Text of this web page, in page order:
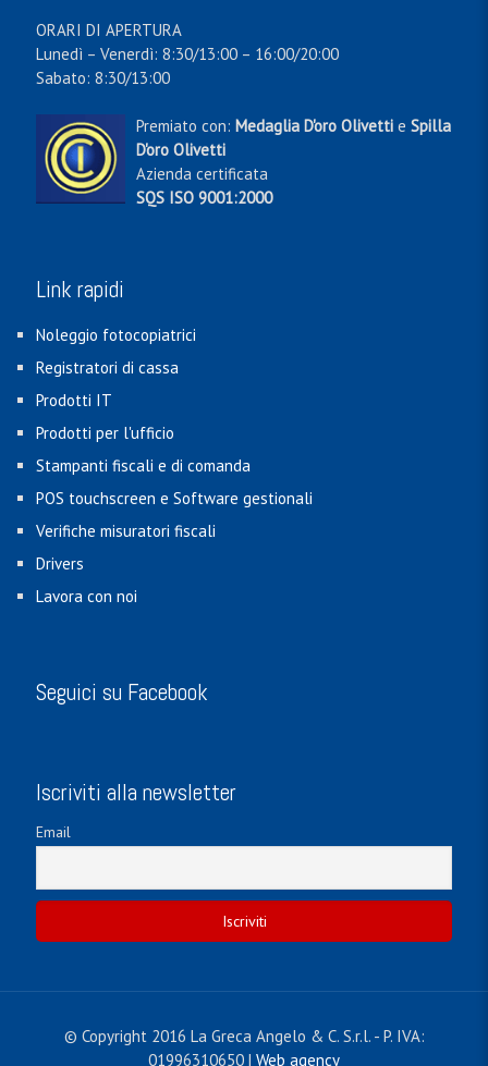
ORARI DI APERTURA
Lunedì – Venerdì: 8:30/13:00 – 16:00/20:00
Sabato: 8:30/13:00
Premiato con: Medaglia D'oro Olivetti e Spilla
D'oro Olivetti
Azienda certificata
SQS ISO 9001:2000
Link rapidi
Noleggio fotocopiatrici
Registratori di cassa
Prodotti IT
Prodotti per l'ufficio
Stampanti fiscali e di comanda
POS touchscreen e Software gestionali
Verifiche misuratori fiscali
Drivers
Lavora con noi
Seguici su Facebook
Iscriviti alla newsletter
Email
© Copyright 2016 La Greca Angelo & C. S.r.l. - P. IVA:
01996310650 | Web agency